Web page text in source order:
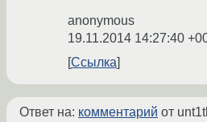
anonymous
19.11.2014 14:27:40
Ссылка
Ответ на: комментарий от